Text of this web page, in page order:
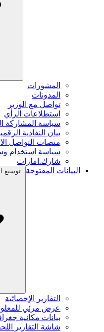
المشورات
المدونات
تواصل مع الوزير
استطلاعات الرأي
سياسة المشاركة
بيان النفاذية
منصات التواصل
سياسة استخدام
شارك.امارات
البيانات المفتوحة
توسيع
التقارير الإحصائية
عرض مرئي
بيانات مكانية
شاشة التقارير